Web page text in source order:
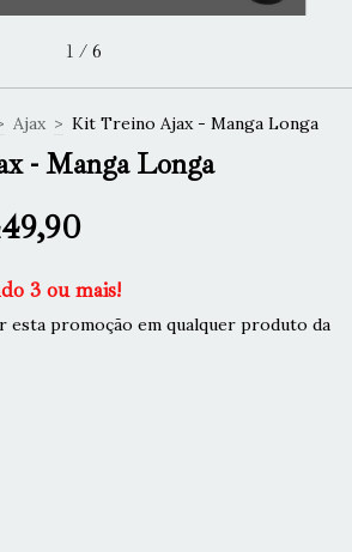
1 / 6
Ajax > Kit Treino Ajax - Manga Longa
- Manga Longa
3 ou mais!
esta promoção em qualquer produto da